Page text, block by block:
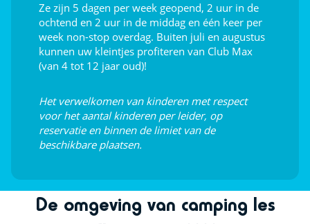
Midgetgolf
Speeltuin
Touw Piramide
Klimmen
Trampoline
Springkussen
Indoor plezier
Ze zijn 5 dagen per week geopend, 2 uur in de
ochtend en 2 uur in de middag en één keer per
week non-stop overdag. Buiten juli en augustus
kunnen uw kleintjes profiteren van Club Max
(van 4 tot 12 jaar oud)!
Het verwelkomen van kinderen met respect
voor het aantal kinderen per leider, op
reservatie en binnen de limiet van de
beschikbare plaatsen.
De omgeving van camping les